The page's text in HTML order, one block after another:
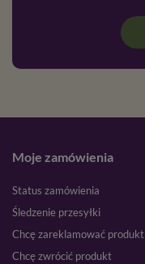
Moje zamówienia
Status zamówienia
Śledzenie przesyłki
Chcę zareklamować produkt
Chcę zwrócić produkt